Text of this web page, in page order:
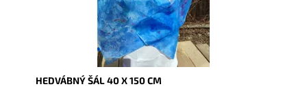
HEDVÁBNÝ ŠÁL 40 X 150 CM